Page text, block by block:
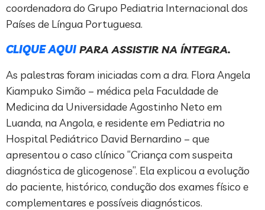
coordenadora do Grupo Pediatria Internacional dos
Países de Língua Portuguesa.
CLIQUE AQUI PARA ASSISTIR NA ÍNTEGRA.
As palestras foram iniciadas com a dra. Flora Angela
Kiampuko Simão – médica pela Faculdade de
Medicina da Universidade Agostinho Neto em
Luanda, na Angola, e residente em Pediatria no
Hospital Pediátrico David Bernardino – que
apresentou o caso clínico “Criança com suspeita
diagnóstica de glicogenose”. Ela explicou a evolução
do paciente, histórico, condução dos exames físico e
complementares e possíveis diagnósticos.